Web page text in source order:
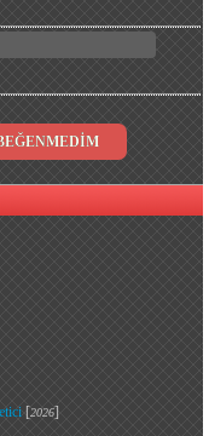
[2026]